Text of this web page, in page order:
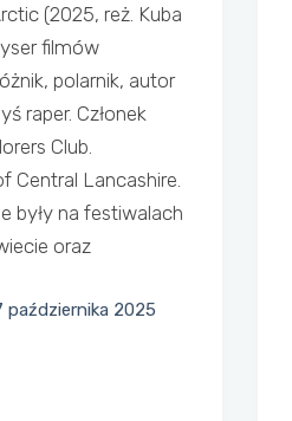
(2025, reż. Kuba
filmów
polarnik, autor
raper. Członek
Club.
Central Lancashire.
były na festiwalach
oraz
października 2025